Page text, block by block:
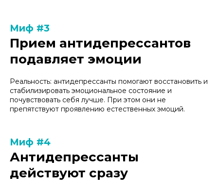
Миф #3
Прием антидепрессантов
подавляет эмоции
Реальность: антидепрессанты помогают восстановить и
стабилизировать эмоциональное состояние и
почувствовать себя лучше. При этом они не
препятствуют проявлению естественных эмоций.
Миф #4
Антидепрессанты
действуют сразу